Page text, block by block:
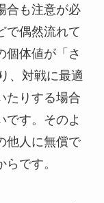
合も注意が必
で偶然流れて
個体値が「さ
、対戦に最適
たりする場合
です。そのよ
他人に無償で
です。